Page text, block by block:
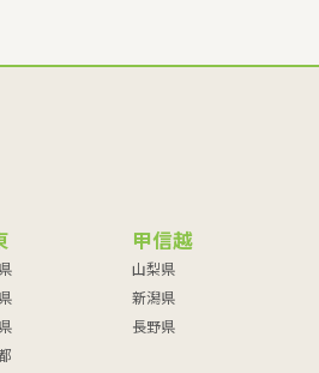
甲信越
山梨県
新潟県
長野県